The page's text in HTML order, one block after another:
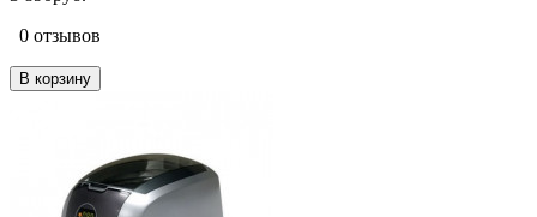
0 отзывов
В корзину